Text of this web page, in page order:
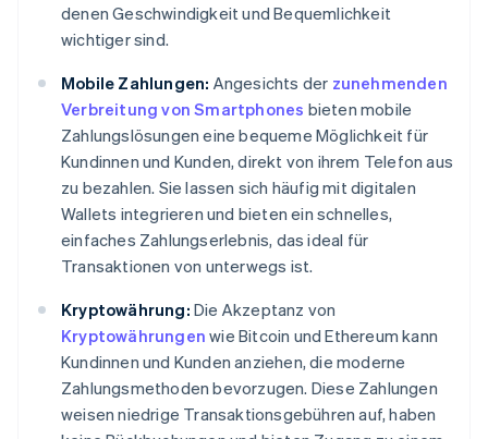
denen Geschwindigkeit und Bequemlichkeit
wichtiger sind.
Mobile Zahlungen: Angesichts der zunehmenden
Verbreitung von Smartphones bieten mobile
Zahlungslösungen eine bequeme Möglichkeit für
Kundinnen und Kunden, direkt von ihrem Telefon aus
zu bezahlen. Sie lassen sich häufig mit digitalen
Wallets integrieren und bieten ein schnelles,
einfaches Zahlungserlebnis, das ideal für
Transaktionen von unterwegs ist.
Kryptowährung: Die Akzeptanz von
Kryptowährungen wie Bitcoin und Ethereum kann
Kundinnen und Kunden anziehen, die moderne
Zahlungsmethoden bevorzugen. Diese Zahlungen
weisen niedrige Transaktionsgebühren auf, haben